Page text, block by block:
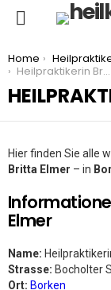
You are here:
Home
Heilpraktikerin Britta Elmer
Hier finden Sie alle
Britta Elmer – in
Elmer
Name:
Strasse: Bocholter
Ort: Borken